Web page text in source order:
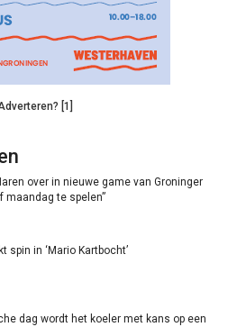
[1]
over in nieuwe game van Groninger
maandag te spelen”
spin in ‘Mario Kartbocht’
dag wordt het koeler met kans op een